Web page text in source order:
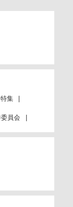
集
員会